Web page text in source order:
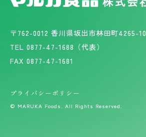
〒762-0012 香川県坂出市林田町4265-10
TEL 0877-47-1688 （代表）
FAX 0877-47-1681
プライバシーポリシー
© MARUKA Foods. All Rights Reserved.